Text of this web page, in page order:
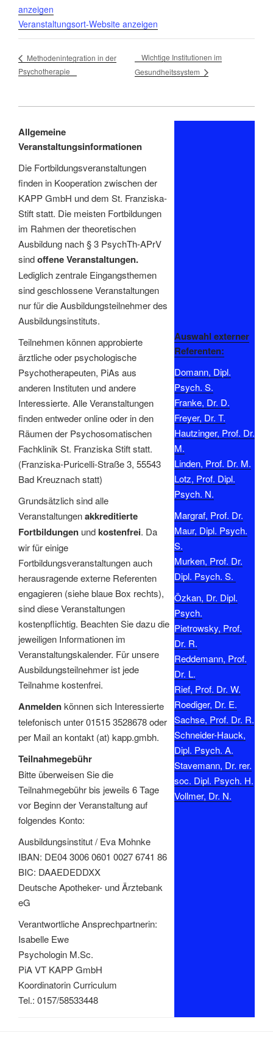
anzeigen
Veranstaltungsort-Website anzeigen
Methodenintegration in der
Psychotherapie
Wichtige Institutionen im
Gesundheitssystem
Allgemeine
Veranstaltungsinformationen
Die Fortbildungsveranstaltungen
finden in Kooperation zwischen der
KAPP GmbH und dem St. Franziska-
Stift statt. Die meisten Fortbildungen
im Rahmen der theoretischen
Ausbildung nach § 3 PsychTh-APrV
sindoffene Veranstaltungen.
Lediglich zentrale Eingangsthemen
sind geschlossene Veranstaltungen
nur für die Ausbildungsteilnehmer des
Ausbildungsinstituts.
Teilnehmen können approbierte
ärztliche oder psychologische
Psychotherapeuten, PiAs aus
anderen Instituten und andere
Interessierte. Alle Veranstaltungen
finden entweder online oder in den
Räumen der Psychosomatischen
Fachklinik St. Franziska Stift statt.
(Franziska-Puricelli-Straße 3, 55543
Bad Kreuznach statt)
Grundsätzlich sind alle
Veranstaltungenakkreditierte
Fortbildungen undkostenfrei. Da
wir für einige
Fortbildungsveranstaltungen auch
herausragende externe Referenten
engagieren (siehe blaue Box rechts),
sind diese Veranstaltungen
kostenpflichtig. Beachten Sie dazu die
jeweiligen Informationen im
Veranstaltungskalender. Für unsere
Ausbildungsteilnehmer ist jede
Teilnahme kostenfrei.
Anmeldenkönnen sich Interessierte
telefonisch unter 01515 3528678 oder
per Mail an kontakt (at) kapp.gmbh.
Teilnahmegebühr
Bitte überweisen Sie die
Teilnahmegebühr bis jeweils 6 Tage
vor Beginn der Veranstaltung auf
folgendes Konto:
Ausbildungsinstitut / Eva Mohnke
IBAN: DE04 3006 0601 0027 6741 86
BIC: DAAEDEDDXX
Deutsche Apotheker- und Ärztebank
eG
Verantwortliche Ansprechpartnerin:
Isabelle Ewe
Psychologin M.Sc.
PiA VT KAPP GmbH
Koordinatorin Curriculum
Tel.: 0157/58533448
Auswahl externer
Referenten:
Domann, Dipl.
Psych. S.
Franke, Dr. D.
Freyer, Dr. T.
Hautzinger, Prof. Dr.
M.
Linden, Prof. Dr. M.
Lotz, Prof. Dipl.
Psych. N.
Margraf, Prof. Dr.
Maur, Dipl. Psych.
S.
Murken, Prof. Dr.
Dipl. Psych. S.
Özkan, Dr. Dipl.
Psych.
Pietrowsky, Prof.
Dr. R.
Reddemann, Prof.
Dr. L.
Rief, Prof. Dr. W.
Roediger, Dr. E.
Sachse, Prof. Dr. R.
Schneider-Hauck,
Dipl. Psych. A.
Stavemann, Dr. rer.
soc. Dipl. Psych. H.
Vollmer, Dr. N.